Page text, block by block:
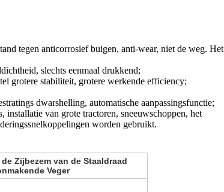
tegen anticorrosief buigen, anti-wear, niet de weg. Het
slechts eenmaal drukkend;
grotere stabiliteit, grotere werkende efficiency;
dwarshelling, automatische aanpassingsfunctie;
installatie van grote tractoren, sneeuwschoppen, het
worden gebruikt.
Zijbezem van de Staaldraad
Veger